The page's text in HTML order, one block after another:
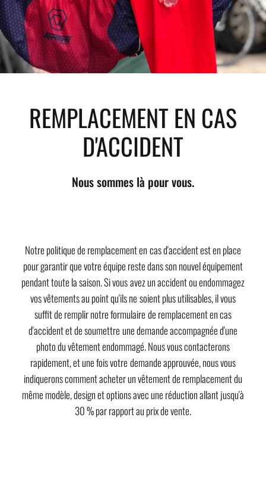
REMPLACEMENT EN CAS
D'ACCIDENT
Nous sommes là pour vous.
Notre politique de remplacement en cas d'accident est en place
pour garantir que votre équipe reste dans son nouvel équipement
pendant toute la saison. Si vous avez un accident ou endommagez
vos vêtements au point qu'ils ne soient plus utilisables, il vous
suffit de remplir notre formulaire de remplacement en cas
d'accident et de soumettre une demande accompagnée d'une
photo du vêtement endommagé. Nous vous contacterons
rapidement, et une fois votre demande approuvée, nous vous
indiquerons comment acheter un vêtement de remplacement du
même modèle, design et options avec une réduction allant jusqu'à
30 % par rapport au prix de vente.